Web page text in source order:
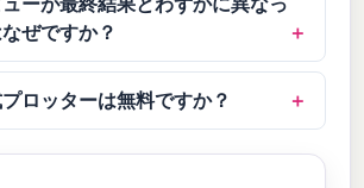
ぜですか？
ロッターは無料ですか？